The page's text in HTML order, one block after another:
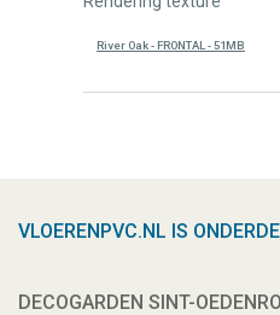
River Oak - FRONTAL - 51MB
VLOERENPVC.NL IS
DECOGARDEN SINT-